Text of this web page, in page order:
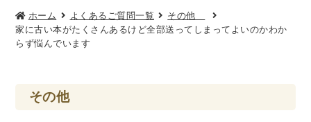
他哲学書 倫理学・道徳 宗教書
文化人類学・民俗学
東洋哲学
東洋思想
ホーム よくあるご質問一覧
その他
家に古い本がたくさんあるけど全部送ってしまってよいのかわか
らず悩んでいます
その他